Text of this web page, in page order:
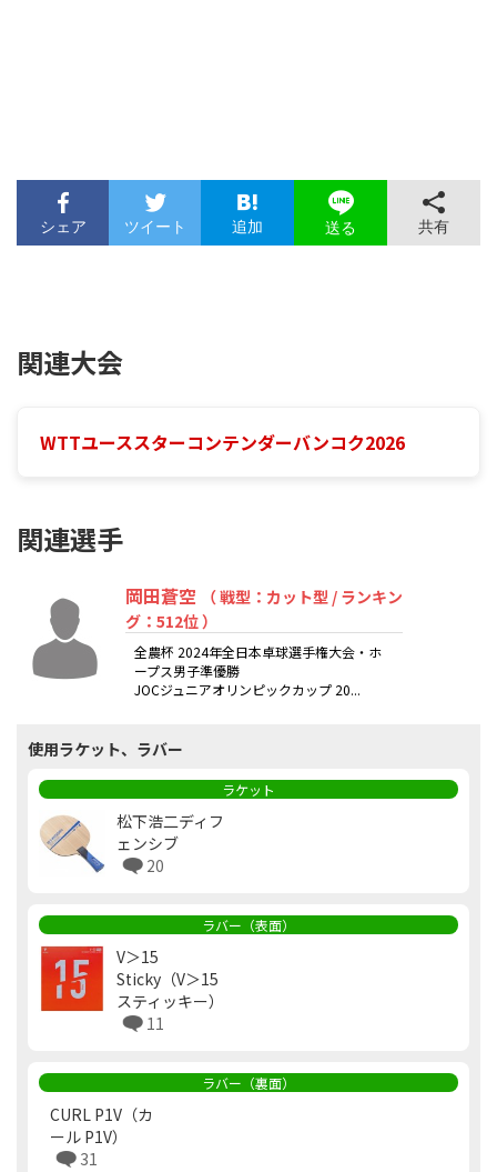
シェア ツイート 追加 送る 共有
関連大会
WTTユーススターコンテンダーバンコク2026
関連選手
岡田蒼空
（ 戦型：カット型 / ランキン
グ：512位 ）
全農杯 2024年全日本卓球選手権大会・ホ
ープス男子準優勝
JOCジュニアオリンピックカップ 20...
使用ラケット、ラバー
ラケット
松下浩二ディフ
ェンシブ
20
ラバー（表面）
V＞15
Sticky（V＞15
スティッキー）
11
ラバー（裏面）
CURL P1V（カ
ール P1V）
31